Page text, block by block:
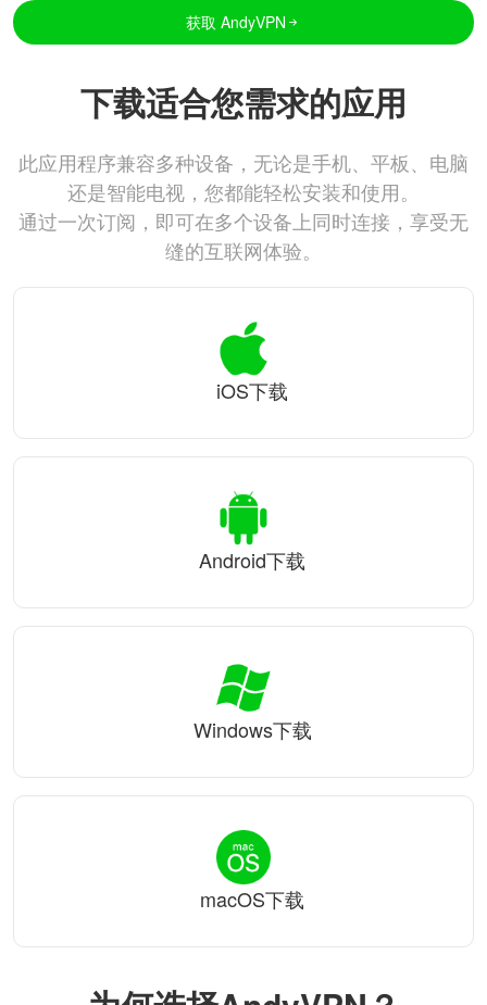
获取 AndyVPN
下载适合您需求的应用
此应用程序兼容多种设备，无论是手机、平板、电脑
还是智能电视，您都能轻松安装和使用。
通过一次订阅，即可在多个设备上同时连接，享受无
缝的互联网体验。
iOS下载
Android下载
Windows下载
macOS下载